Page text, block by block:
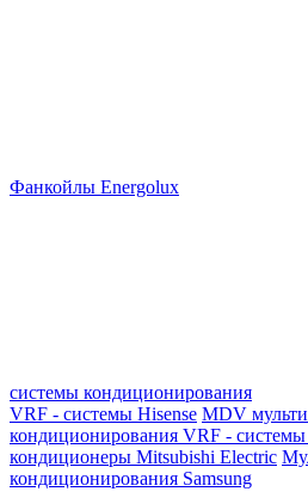
Фанкойлы Energolux
системы кондиционирования
VRF - системы Hisense MDV
кондиционирования VRF -
кондиционеры Mitsubishi Electric
кондиционирования Samsung